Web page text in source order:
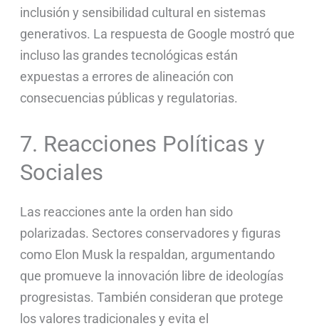
inclusión y sensibilidad cultural en sistemas
generativos. La respuesta de Google mostró que
incluso las grandes tecnológicas están
expuestas a errores de alineación con
consecuencias públicas y regulatorias.
7. Reacciones Políticas y
Sociales
Las reacciones ante la orden han sido
polarizadas. Sectores conservadores y figuras
como Elon Musk la respaldan, argumentando
que promueve la innovación libre de ideologías
progresistas. También consideran que protege
los valores tradicionales y evita el